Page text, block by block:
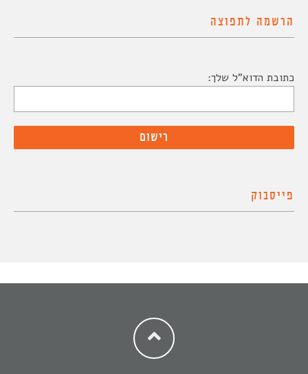
הרשמה לתפוצה
כתובת הדוא"ל שלך:
פייסבוק